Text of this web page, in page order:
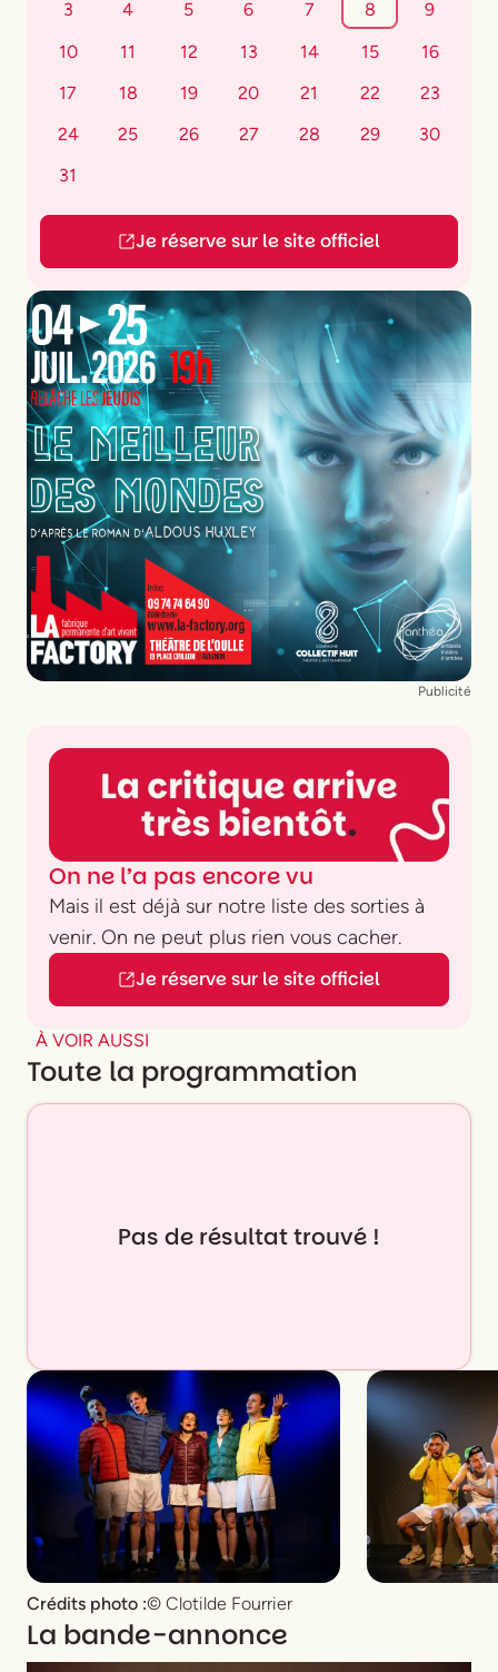
3
4 5 6 7 8
9
10
11 12 13 14 15
16
17
18 19 20 21 22
23
24
25 26 27 28 29
30
31
Je réserve sur le site officiel
Publicité
On ne l’a pas encore vu
Mais il est déjà sur notre liste des sorties à
venir. On ne peut plus rien vous cacher.
Je réserve sur le site officiel
À VOIR AUSSI
Toute la programmation
Pas de résultat trouvé !
Crédits photo :© Clotilde Fourrier
La bande-annonce